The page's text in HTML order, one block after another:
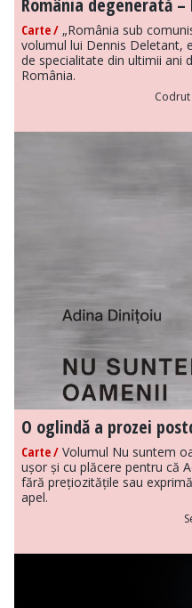
România degenerată
Carte / „România sub
volumul lui Dennis Deletant,
de specialitate din ultimii ani
România.
Codrut
O oglindă a prozei
Carte / Volumul Nu suntem
ușor și cu plăcere pentru că
fără prețiozitățile sau
apel.